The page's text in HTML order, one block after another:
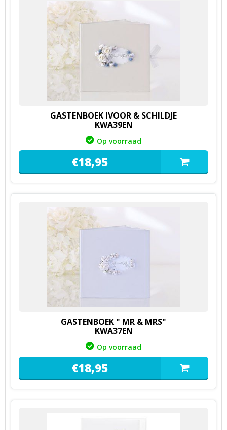
GASTENBOEK IVOOR & SCHILDJE
KWA39EN
Op voorraad
€18,95
GASTENBOEK " MR & MRS"
KWA37EN
Op voorraad
€18,95